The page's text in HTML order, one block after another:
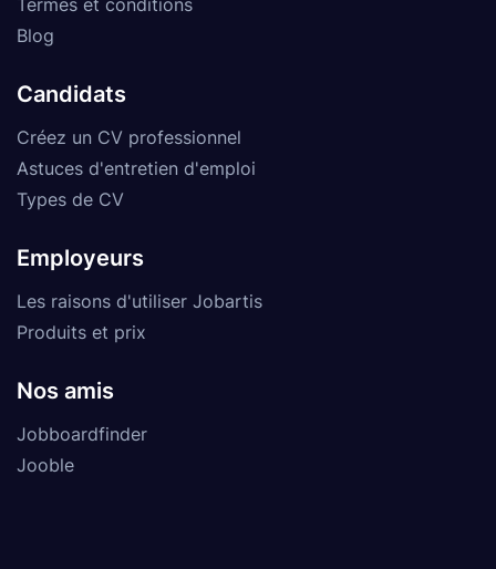
Blog
Candidats
Créez un CV professionnel
Astuces d'entretien d'emploi
Types de CV
Employeurs
Les raisons d'utiliser Jobartis
Produits et prix
Nos amis
Jobboardfinder
Jooble